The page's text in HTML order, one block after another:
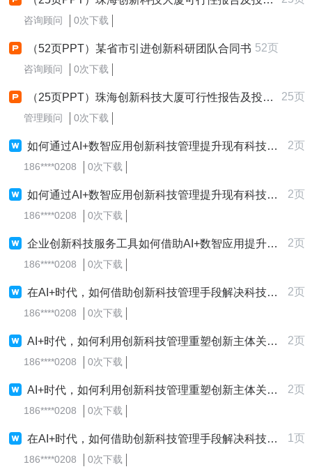
咨询顾问 0次下载
（52页PPT）某省市引进创新科研团队合同书 52页
咨询顾问 0次下载
（25页PPT）珠海创新科技大厦可行性报告及投资方案 25页
管理顾问 0次下载
如何通过AI+数智应用创新科技管理提升现有科技管理系统的价值？ 2页
186****0208 0次下载
如何通过AI+数智应用创新科技管理提升现有科技管理系统的价值？ 2页
186****0208 0次下载
企业创新科技服务工具如何借助AI+数智应用提升产品差异化竞争力，避免行业内卷？ 2页
186****0208 0次下载
在AI+时代，如何借助创新科技管理手段解决科技平台资源丶服务和可持续性问题？ 2页
186****0208 0次下载
AI+时代，如何利用创新科技管理重塑创新主体关系与变革科技创新平台模式？ 2页
186****0208 0次下载
AI+时代，如何利用创新科技管理重塑创新主体关系与变革科技创新平台模式？ 2页
186****0208 0次下载
在AI+时代，如何借助创新科技管理手段解决科技平台资源丶服务和可持续性问题？ 1页
186****0208 0次下载